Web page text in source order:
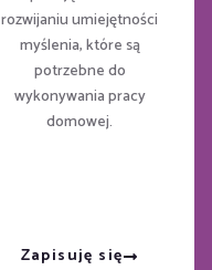
rozwijaniu umiejętności
myślenia, które są
potrzebne do
wykonywania pracy
domowej.
Zapisuję się